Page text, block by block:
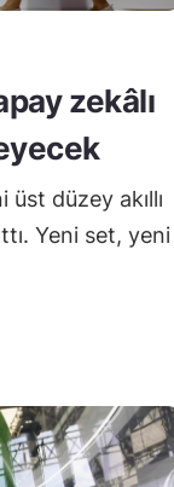
zekâlı
düzey akıllı
Yeni set, yeni